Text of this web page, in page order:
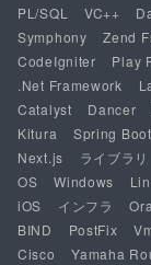
PL/SQL
VC++
Symphony
Zend
CodeIgniter
Play
.Net Framework
Catalyst
Dancer
Kitura
Spring Boot
Next.js
ライブラリ
OS
Windows
iOS
インフラ
BIND
PostFix
Cisco
Yamaha